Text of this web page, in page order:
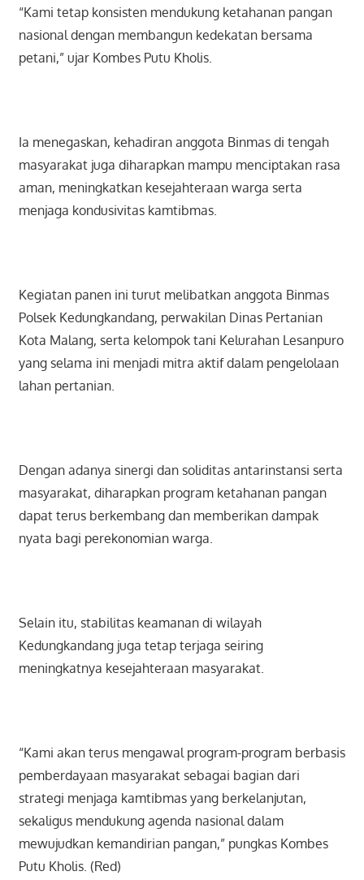
“Kami tetap konsisten mendukung ketahanan pangan
nasional dengan membangun kedekatan bersama
petani,” ujar Kombes Putu Kholis.
Ia menegaskan, kehadiran anggota Binmas di tengah
masyarakat juga diharapkan mampu menciptakan rasa
aman, meningkatkan kesejahteraan warga serta
menjaga kondusivitas kamtibmas.
Kegiatan panen ini turut melibatkan anggota Binmas
Polsek Kedungkandang, perwakilan Dinas Pertanian
Kota Malang, serta kelompok tani Kelurahan Lesanpuro
yang selama ini menjadi mitra aktif dalam pengelolaan
lahan pertanian.
Dengan adanya sinergi dan soliditas antarinstansi serta
masyarakat, diharapkan program ketahanan pangan
dapat terus berkembang dan memberikan dampak
nyata bagi perekonomian warga.
Selain itu, stabilitas keamanan di wilayah
Kedungkandang juga tetap terjaga seiring
meningkatnya kesejahteraan masyarakat.
“Kami akan terus mengawal program-program berbasis
pemberdayaan masyarakat sebagai bagian dari
strategi menjaga kamtibmas yang berkelanjutan,
sekaligus mendukung agenda nasional dalam
mewujudkan kemandirian pangan,” pungkas Kombes
Putu Kholis. (Red)